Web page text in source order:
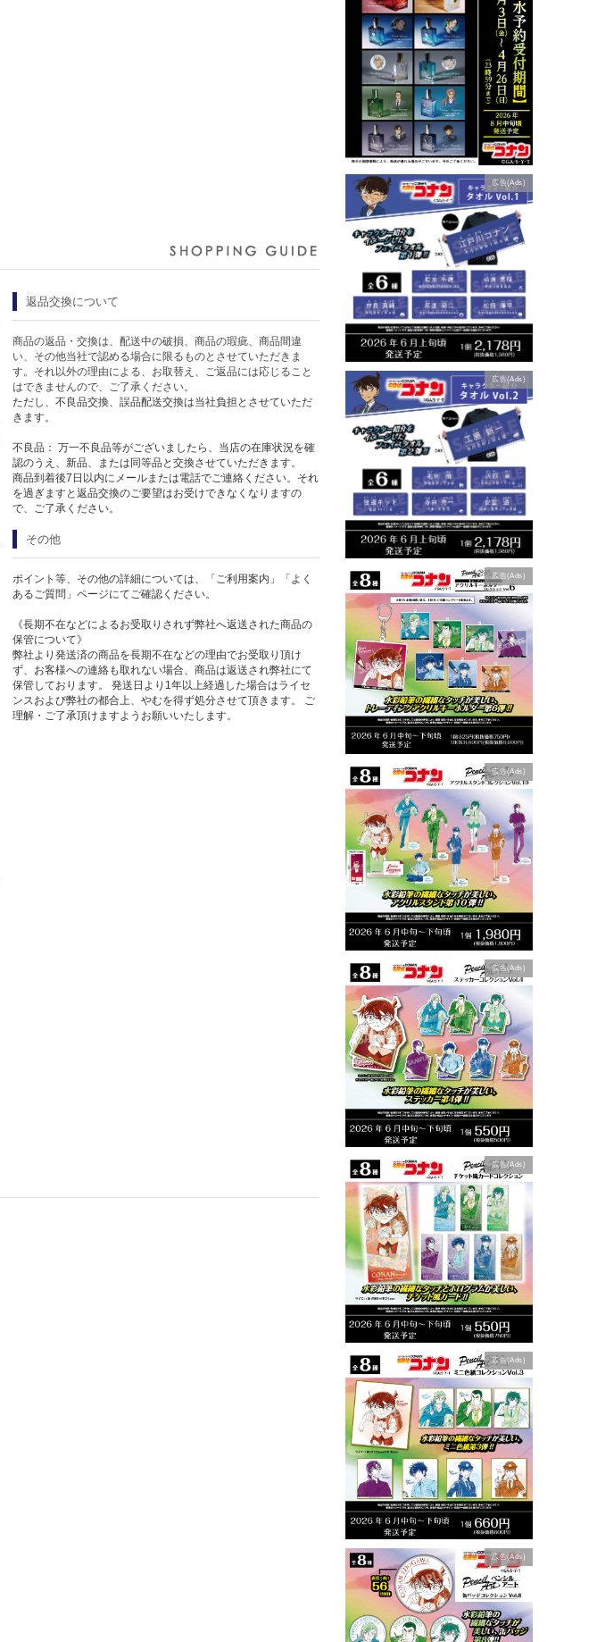
広告(Ads)
広告(Ads)
広告(Ads)
広告(Ads)
広告(Ads)
広告(Ads)
広告(Ads)
広告(Ads)
返品交換について
商品の返品・交換は、配送中の破損、商品の瑕疵、商品間違
い、その他当社で認める場合に限るものとさせていただきま
す。それ以外の理由による、お取替え、ご返品には応じること
はできませんので、ご了承ください。
ただし、不良品交換、誤品配送交換は当社負担とさせていただ
きます。
不良品： 万一不良品等がございましたら、当店の在庫状況を確
認のうえ、新品、または同等品と交換させていただきます。
商品到着後7日以内にメールまたは電話でご連絡ください。それ
を過ぎますと返品交換のご要望はお受けできなくなりますの
で、ご了承ください。
その他
ポイント等、その他の詳細については、「ご利用案内」「よく
あるご質問」ページにてご確認ください。
《長期不在などによるお受取りされず弊社へ返送された商品の
保管について》
弊社より発送済の商品を長期不在などの理由でお受取り頂け
ず、お客様への連絡も取れない場合、商品は返送され弊社にて
保管しております。 発送日より1年以上経過した場合はライセ
ンスおよび弊社の都合上、やむを得ず処分させて頂きます。 ご
理解・ご了承頂けますようお願いいたします。